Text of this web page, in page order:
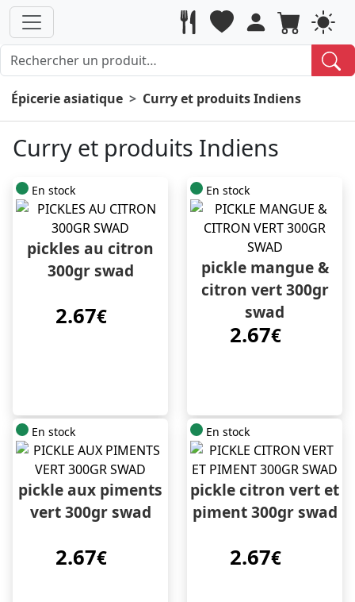
Épicerie asiatique Curry et produits Indiens
Curry et produits Indiens
En stock
pickles au citron
300gr swad
2.67€
En stock
pickle mangue &
citron vert 300gr
swad
2.67€
En stock
pickle aux piments
vert 300gr swad
2.67€
En stock
pickle citron vert et
piment 300gr swad
2.67€